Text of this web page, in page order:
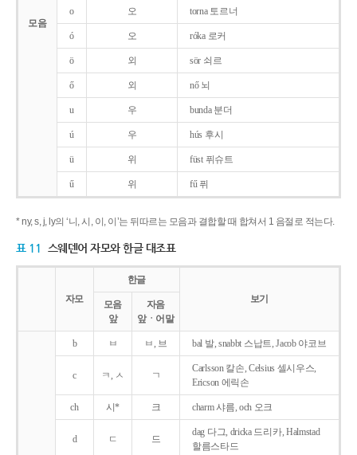
모음
o 오 torna 토르너
ó 오 róka 로커
ö 외 sör 쇠르
ő 외 nő 뇌
u 우 bunda 분더
ú 우 hús 후시
ü 위 füst 퓌슈트
ű 위 fű 퓌
* ny, s, j, ly의 ‘니, 시, 이, 이’는 뒤따르는 모음과 결합할 때 합쳐서 1 음절로 적는다.
표 11 스웨덴어 자모와 한글 대조표
자모
한글
보기
모음
앞
자음
앞ㆍ어말
b ㅂ ㅂ, 브 bal 발, snabbt 스납트, Jacob 야코브
c ㅋ, ㅅ ㄱ
Carlsson 칼손, Celsius 셀시우스,
Ericson 에릭손
ch 시* 크 charm 샤름, och 오크
d ㄷ 드
dag 다그, dricka 드리카, Halmstad
할름스타드